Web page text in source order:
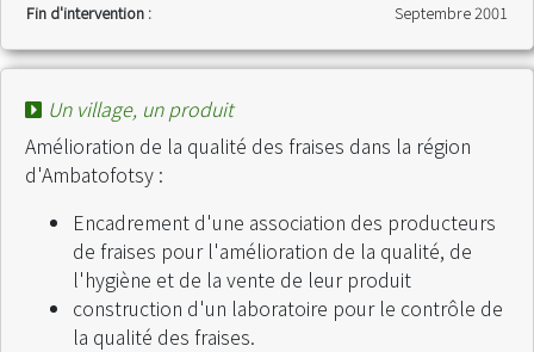
Fin d'intervention :
Septembre 2001
Un village, un produit
Amélioration de la qualité des fraises dans la région
d'Ambatofotsy :
Encadrement d'une association des producteurs
de fraises pour l'amélioration de la qualité, de
l'hygiène et de la vente de leur produit
construction d'un laboratoire pour le contrôle de
la qualité des fraises.